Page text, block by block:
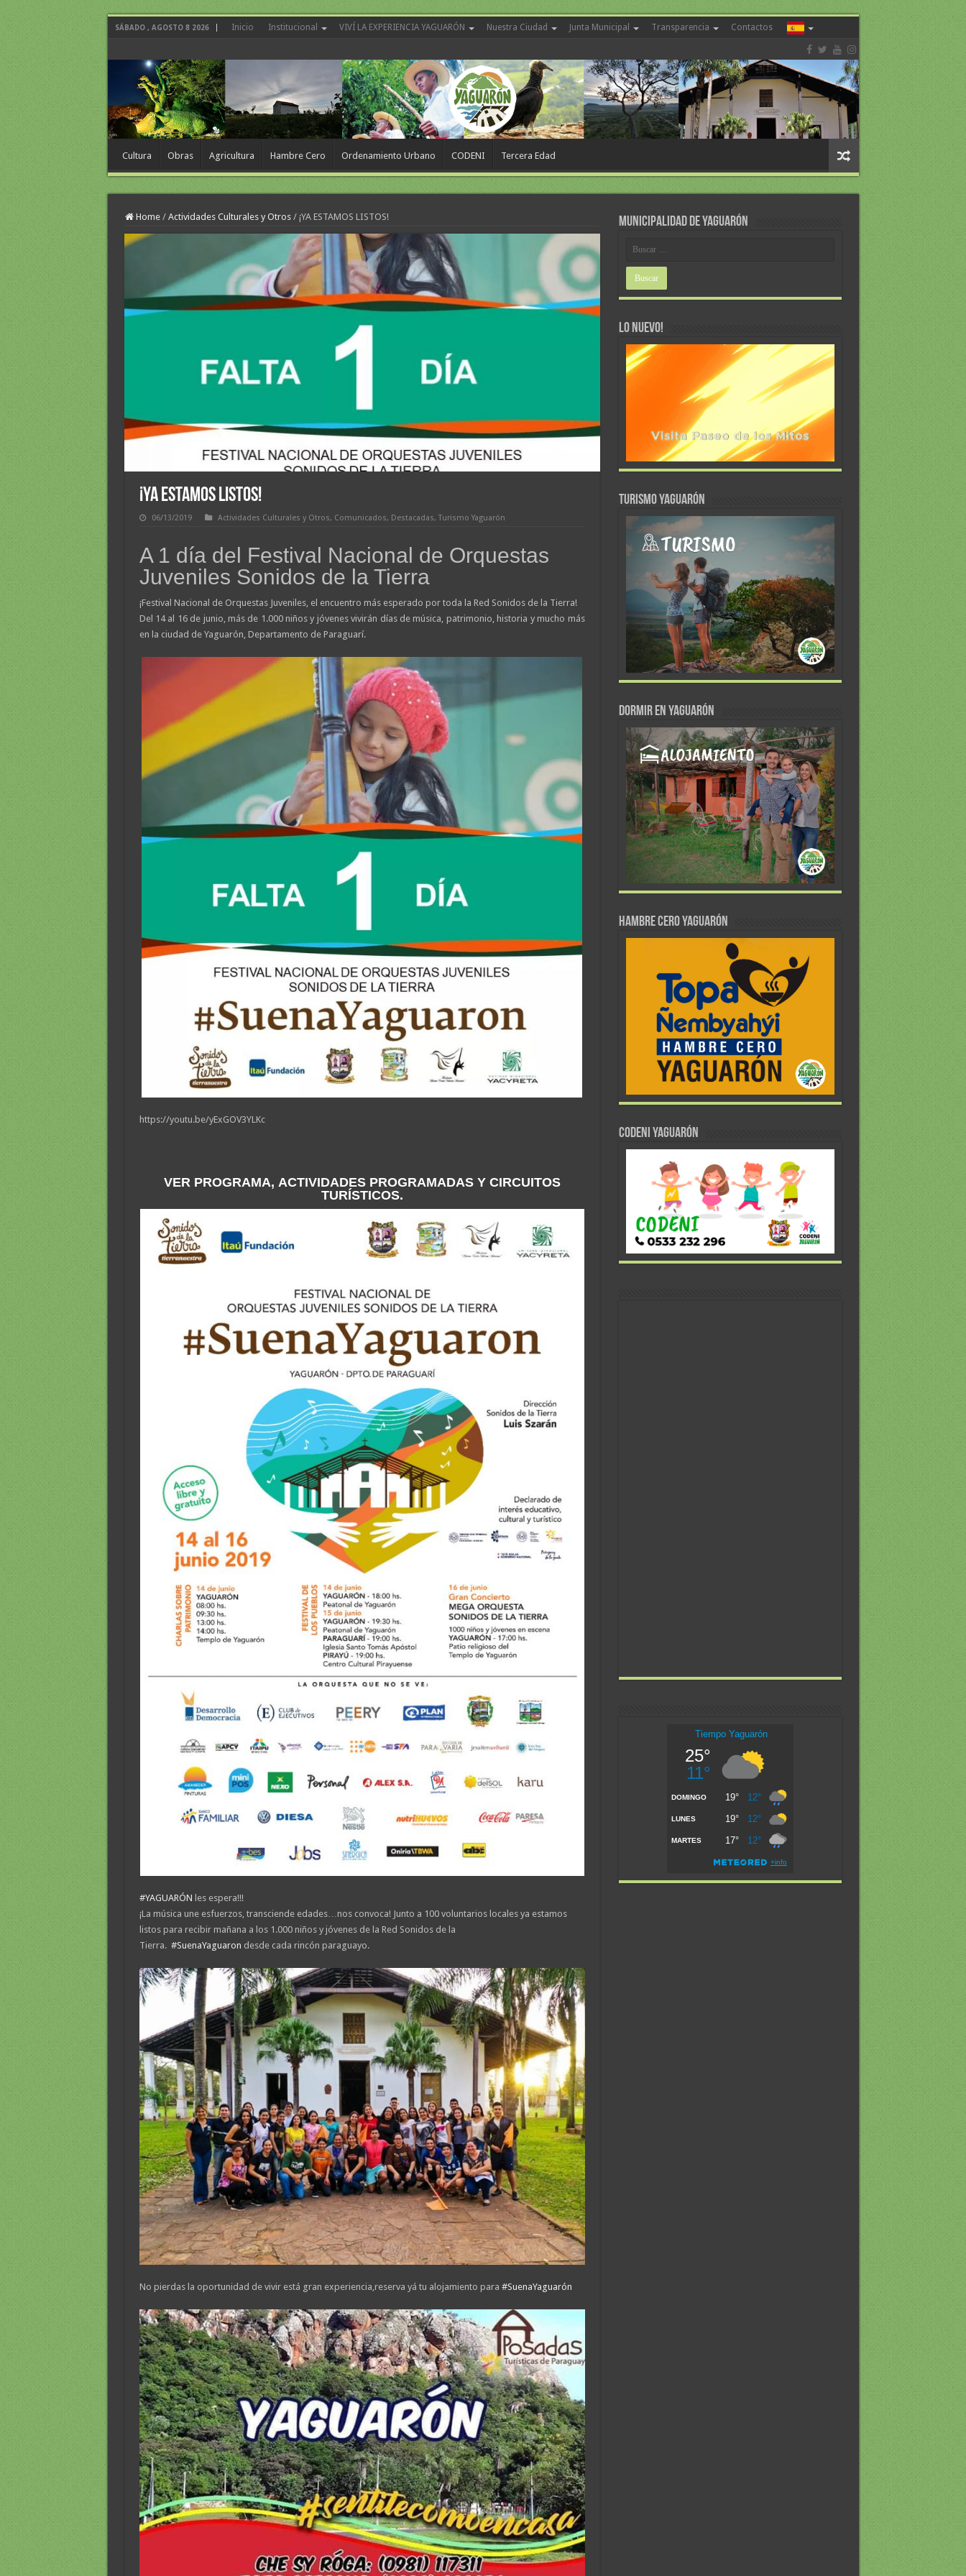
SÁBADO , AGOSTO 8 2026 Inicio Institucional VIVÍ LA EXPERIENCIA YAGUARÓN Nuestra Ciudad Junta Municipal Transparencia Contactos
Cultura Obras Agricultura Hambre Cero Ordenamiento Urbano CODENI Tercera Edad
Home / Actividades Culturales y Otros / ¡YA ESTAMOS LISTOS!
¡YA ESTAMOS LISTOS!
06/13/2019 Actividades Culturales y Otros, Comunicados, Destacadas, Turismo Yaguarón
A 1 día del Festival Nacional de Orquestas
Juveniles Sonidos de la Tierra
¡Festival Nacional de Orquestas Juveniles, el encuentro más esperado por toda la Red Sonidos de la Tierra!
Del 14 al 16 de junio, más de 1.000 niños y jóvenes vivirán días de música, patrimonio, historia y mucho más
en la ciudad de Yaguarón, Departamento de Paraguarí.
https://youtu.be/yExGOV3YLKc
VER PROGRAMA, ACTIVIDADES PROGRAMADAS Y CIRCUITOS
TURÍSTICOS.
#YAGUARÓN les espera!!!
¡La música une esfuerzos, transciende edades…nos convoca! Junto a 100 voluntarios locales ya estamos
listos para recibir mañana a los 1.000 niños y jóvenes de la Red Sonidos de la
Tierra. #SuenaYaguaron desde cada rincón paraguayo.
No pierdas la oportunidad de vivir está gran experiencia,reserva yá tu alojamiento para #SuenaYaguarón
MUNICIPALIDAD DE YAGUARÓN
LO NUEVO!
TURISMO YAGUARÓN
DORMIR EN YAGUARÓN
Hambre Cero Yaguarón
CODENI YAGUARÓN